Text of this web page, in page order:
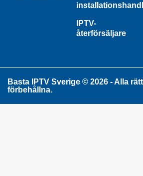
IPTV-
återförsäljare
Basta IPTV Sverige © 2026 - Alla
förbehållna.